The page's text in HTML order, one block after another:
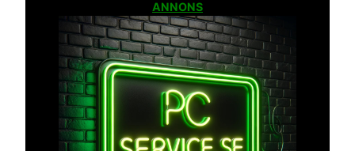
ANNONS